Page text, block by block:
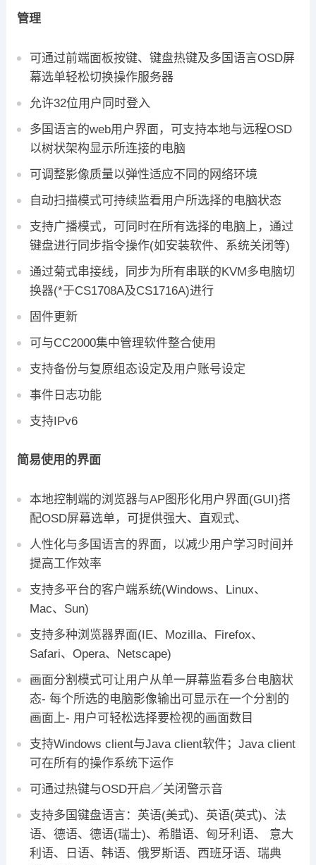
管理
可通过前端面板按键、键盘热键及多国语言OSD屏
幕选单轻松切换操作服务器
允许32位用户同时登入
多国语言的web用户界面，可支持本地与远程OSD
以树状架构显示所连接的电脑
可调整影像质量以弹性适应不同的网络环境
自动扫描模式可持续监看用户所选择的电脑状态
支持广播模式，可同时在所有选择的电脑上，通过
键盘进行同步指令操作(如安装软件、系统关闭等)
通过菊式串接线，同步为所有串联的KVM多电脑切
换器(*于CS1708A及CS1716A)进行
固件更新
可与CC2000集中管理软件整合使用
支持备份与复原组态设定及用户账号设定
事件日志功能
支持IPv6
简易使用的界面
本地控制端的浏览器与AP图形化用户界面(GUI)搭
配OSD屏幕选单，可提供强大、直观式、
人性化与多国语言的界面，以减少用户学习时间并
提高工作效率
支持多平台的客户端系统(Windows、Linux、
Mac、Sun)
支持多种浏览器界面(IE、Mozilla、Firefox、
Safari、Opera、Netscape)
画面分割模式可让用户从单一屏幕监看多台电脑状
态- 每个所选的电脑影像输出可显示在一个分割的
画面上- 用户可轻松选择要检视的画面数目
支持Windows client与Java client软件；Java client
可在所有的操作系统下运作
可通过热键与OSD开启／关闭警示音
支持多国键盘语言：英语(美式)、英语(英式)、法
语、德语、德语(瑞士)、希腊语、匈牙利语、 意大
利语、日语、韩语、俄罗斯语、西班牙语、瑞典